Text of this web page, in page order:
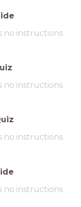
no instructions
no instructions
no instructions
no instructions